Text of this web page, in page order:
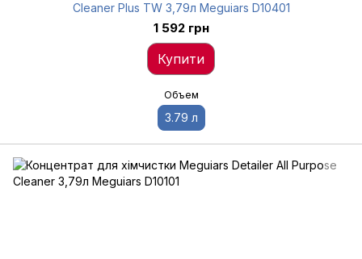
Cleaner Plus TW 3,79л Meguiars D10401
1 592 грн
Купити
Объем
3.79 л